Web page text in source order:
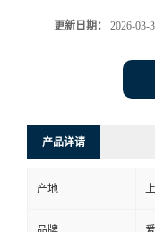
更新日期： 2026-03-
产品详请
产地